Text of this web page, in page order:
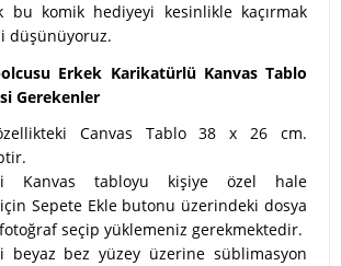
bu komik hediyeyi kesinlikle kaçırmak
düşünüyoruz.
Erkek Karikatürlü Kanvas Tablo
Gerekenler
Canvas Tablo 38 x 26 cm.
tabloyu kişiye özel hale
Sepete Ekle butonu üzerindeki dosya
fotoğraf seçip yüklemeniz gerekmektedir.
bez yüzey üzerine süblimasyon